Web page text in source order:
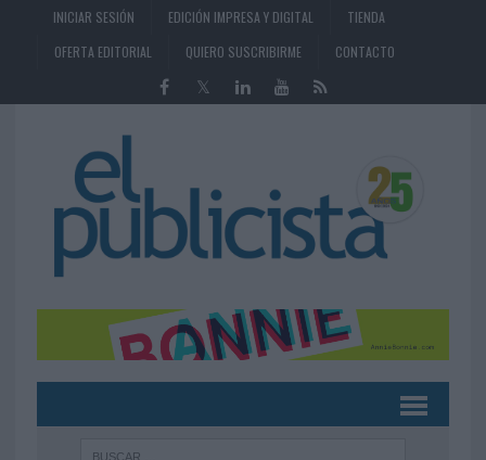
INICIAR SESIÓN EDICIÓN IMPRESA Y DIGITAL
TIENDA
OFERTA EDITORIAL
QUIERO SUSCRIBIRME CONTACTO